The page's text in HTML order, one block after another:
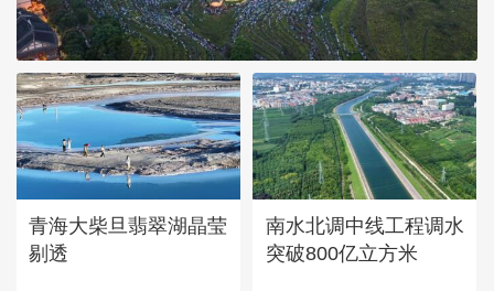
“大地指纹”奏响夏夜文旅乐
章
青海大柴旦翡翠湖晶莹
剔透
南水北调中线工程调水
突破800亿立方米